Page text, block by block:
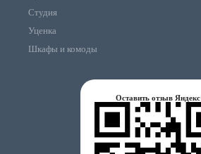
Студия
Уценка
Шкафы и комоды
Оставить отзыв Яндекс